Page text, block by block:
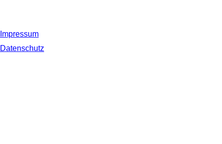
Impressum
Datenschutz